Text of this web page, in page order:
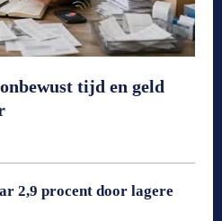
tijd en geld
2,9 procent door lagere